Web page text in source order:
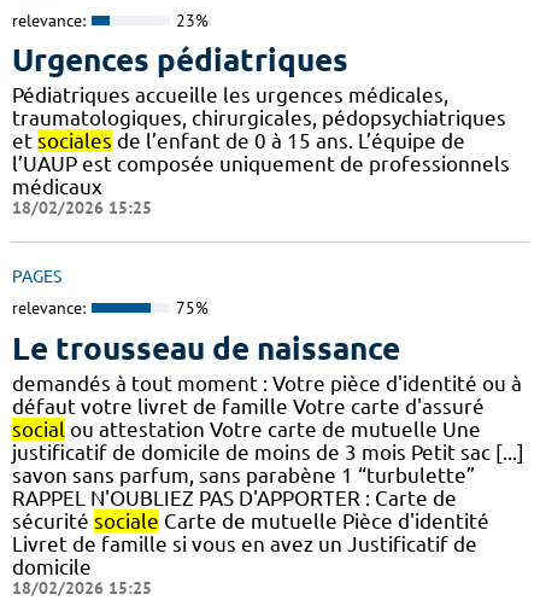
relevance: 23%
Urgences pédiatriques
Pédiatriques accueille les urgences médicales,
traumatologiques, chirurgicales, pédopsychiatriques
et sociales de l’enfant de 0 à 15 ans. L’équipe de
l’UAUP est composée uniquement de professionnels
médicaux
18/02/2026 15:25
PAGES
relevance: 75%
Le trousseau de naissance
demandés à tout moment : Votre pièce d'identité ou à
défaut votre livret de famille Votre carte d'assuré
social ou attestation Votre carte de mutuelle Une
justificatif de domicile de moins de 3 mois Petit sac [...]
savon sans parfum, sans parabène 1 “turbulette”
RAPPEL N'OUBLIEZ PAS D'APPORTER : Carte de
sécurité sociale Carte de mutuelle Pièce d'identité
Livret de famille si vous en avez un Justificatif de
domicile
18/02/2026 15:25